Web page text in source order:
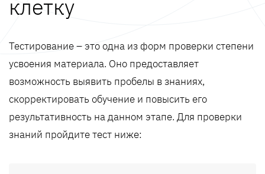
клетку
Тестирование – это одна из форм проверки степени
усвоения материала. Оно предоставляет
возможность выявить пробелы в знаниях,
скорректировать обучение и повысить его
результативность на данном этапе. Для проверки
знаний пройдите тест ниже: